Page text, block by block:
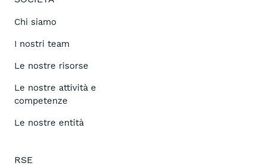
Chi siamo
I nostri team
Le nostre risorse
Le nostre attività e
competenze
Le nostre entità
RSE